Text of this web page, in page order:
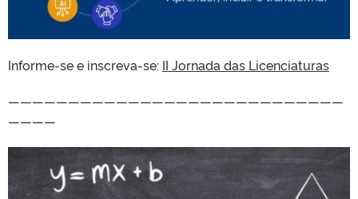
Informe-se e inscreva-se: II Jornada das Licenciaturas
————————————————————————————
————